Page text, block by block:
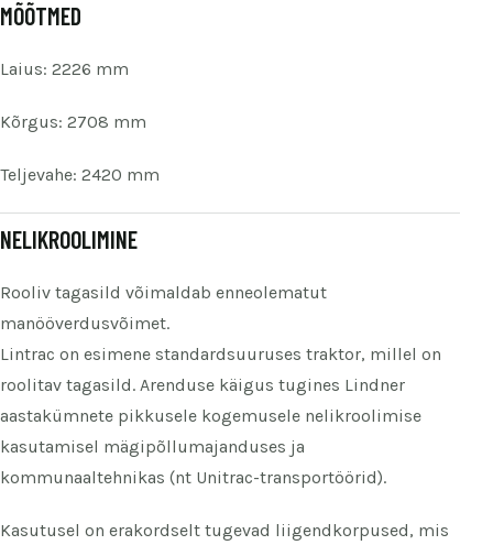
MÕÕTMED
Laius: 2226 mm
Kõrgus: 2708 mm
Teljevahe: 2420 mm
NELIKROOLIMINE
Rooliv tagasild võimaldab enneolematut
manööverdusvõimet.
Lintrac on esimene standardsuuruses traktor, millel on
roolitav tagasild. Arenduse käigus tugines Lindner
aastakümnete pikkusele kogemusele nelikroolimise
kasutamisel mägipõllumajanduses ja
kommunaaltehnikas (nt Unitrac-transportöörid).
Kasutusel on erakordselt tugevad liigendkorpused, mis